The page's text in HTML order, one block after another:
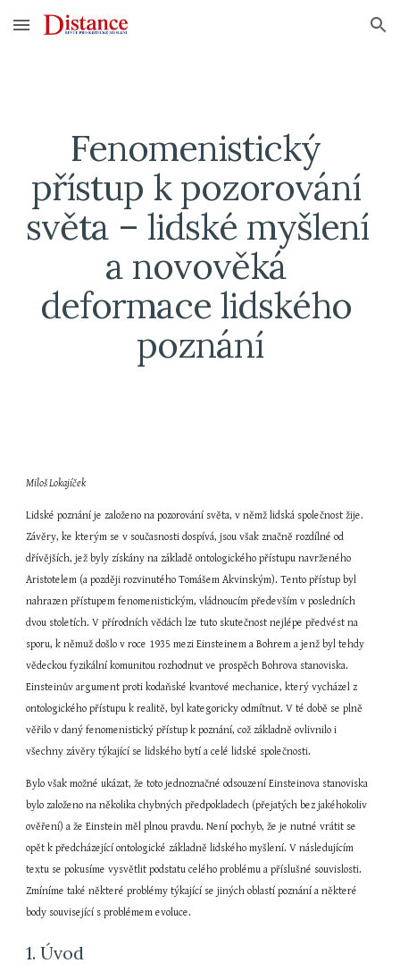
Skip to main content Skip to navigation
Fenomenistický
přístup k pozorování
světa – lidské myšlení
a novověká
deformace lidského
poznání
Miloš Lokajíček
Lidské poznání je založeno na pozorování světa, v němž lidská společnost žije.
Závěry, ke kterým se v současnosti dospívá, jsou však značně rozdílné od
dřívějších, jež byly získány na základě ontologického přístupu navrženého
Aristotelem (a později rozvinutého Tomášem Akvinským). Tento přístup byl
nahrazen přístupem fenomenistickým, vládnoucím především v posledních
dvou stoletích. V přírodních vědách lze tuto skutečnost nejlépe předvést na
sporu, k němuž došlo v roce 1935 mezi Einsteinem a Bohrem a jenž byl tehdy
vědeckou fyzikální komunitou rozhodnut ve prospěch Bohrova stanoviska.
Einsteinův argument proti kodaňské kvantové mechanice, který vycházel z
ontologického přístupu k realitě, byl kategoricky odmítnut. V té době se plně
věřilo v daný fenomenistický přístup k poznání, což základně ovlivnilo i
všechny závěry týkající se lidského bytí a celé lidské společnosti.
Bylo však možné ukázat, že toto jednoznačné odsouzení Einsteinova stanoviska
bylo založeno na několika chybných předpokladech (přejatých bez jakéhokoliv
ověření) a že Einstein měl plnou pravdu. Není pochyb, že je nutné vrátit se
opět k předcházející ontologické základně lidského myšlení. V následujícím
textu se pokusíme vysvětlit podstatu celého problému a příslušné souvislosti.
Zmíníme také některé problémy týkající se jiných oblastí poznání a některé
body související s problémem evoluce.
1. Úvod